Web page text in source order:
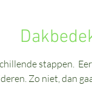
stappen.
Zo niet, dan